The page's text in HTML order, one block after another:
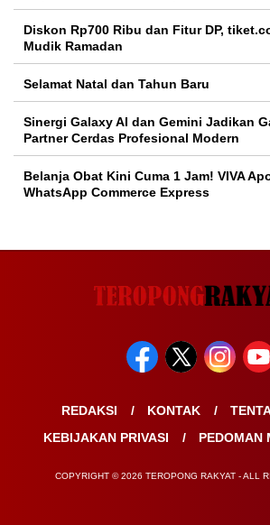
Diskon Rp700 Ribu dan Fitur DP,
Mudik Ramadan
Selamat Natal dan Tahun Baru
Sinergi Galaxy AI dan Gemini Jadikan
Partner Cerdas Profesional Modern
Belanja Obat Kini Cuma 1 Jam! VIVA
WhatsApp Commerce Express
REDAKSI KONTAK
KEBIJAKAN PRIVASI
PEDOMAN
COPYRIGHT © 2026 TEROPONG RAKYAT - ALL